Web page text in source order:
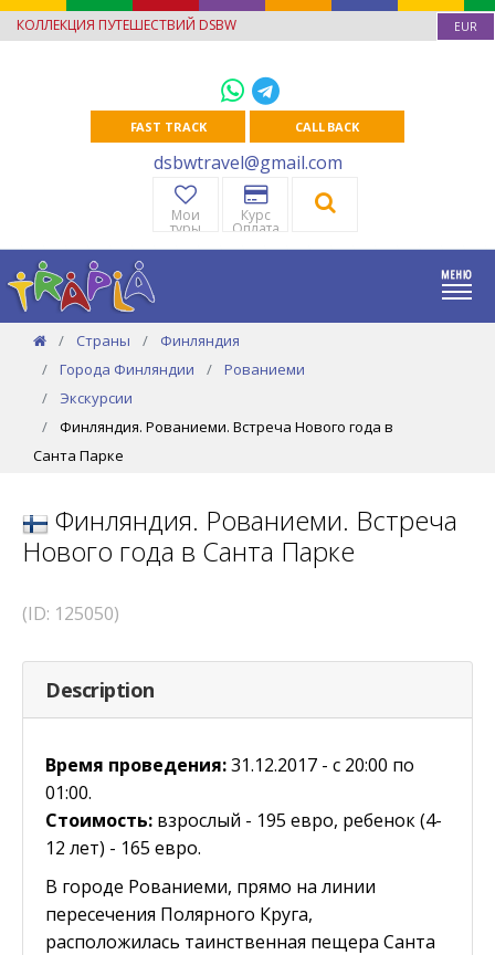
КОЛЛЕКЦИЯ ПУТЕШЕСТВИЙ DSBW EUR
FAST TRACK CALL BACK
dsbwtravel@gmail.com
Мои
туры
Курс
Оплата
Страны
Финляндия
Города Финляндии
Рованиеми
Экскурсии
Финляндия. Рованиеми. Встреча Нового года в
Санта Парке
Финляндия. Рованиеми. Встреча
Нового года в Санта Парке
(ID: 125050)
Description
Время проведения:31.12.2017 - c 20:00 по
01:00.
Стоимость: взрослый - 195 евро, ребенок (4-
12 лет) - 165 евро.
В городе Рованиеми, прямо на линии
пересечения Полярного Круга,
расположилась таинственная пещера Санта